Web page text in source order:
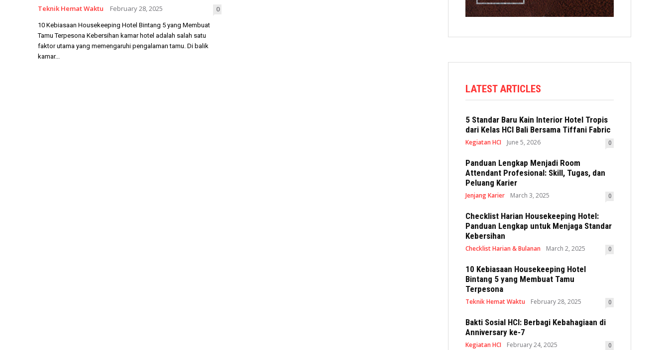
Teknik Hemat Waktu February 28, 2025 0
10 Kebiasaan Housekeeping Hotel Bintang 5 yang Membuat
Tamu Terpesona Kebersihan kamar hotel adalah salah satu
faktor utama yang memengaruhi pengalaman tamu. Di balik
kamar...
LATEST ARTICLES
5 Standar Baru Kain Interior Hotel Tropis
dari Kelas HCI Bali Bersama Tiffani Fabric
Kegiatan HCI June 5, 2026 0
Panduan Lengkap Menjadi Room
Attendant Profesional: Skill, Tugas, dan
Peluang Karier
Jenjang Karier March 3, 2025 0
Checklist Harian Housekeeping Hotel:
Panduan Lengkap untuk Menjaga Standar
Kebersihan
Checklist Harian & Bulanan March 2, 2025 0
10 Kebiasaan Housekeeping Hotel
Bintang 5 yang Membuat Tamu
Terpesona
Teknik Hemat Waktu February 28, 2025 0
Bakti Sosial HCI: Berbagi Kebahagiaan di
Anniversary ke-7
Kegiatan HCI February 24, 2025 0